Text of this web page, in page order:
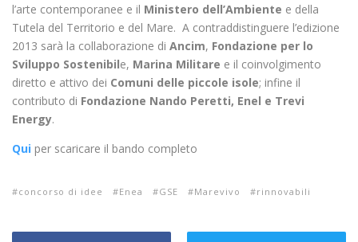
l’arte contemporanee e il Ministero dell’Ambiente e della
Tutela del Territorio e del Mare. A contraddistinguere l’edizione
2013 sarà la collaborazione di Ancim, Fondazione per lo
Sviluppo Sostenibile, Marina Militare e il coinvolgimento
diretto e attivo dei Comuni delle piccole isole; infine il
contributo di Fondazione Nando Peretti, Enel e Trevi
Energy.
Qui per scaricare il bando completo
concorso di idee Enea GSE Marevivo rinnovabili